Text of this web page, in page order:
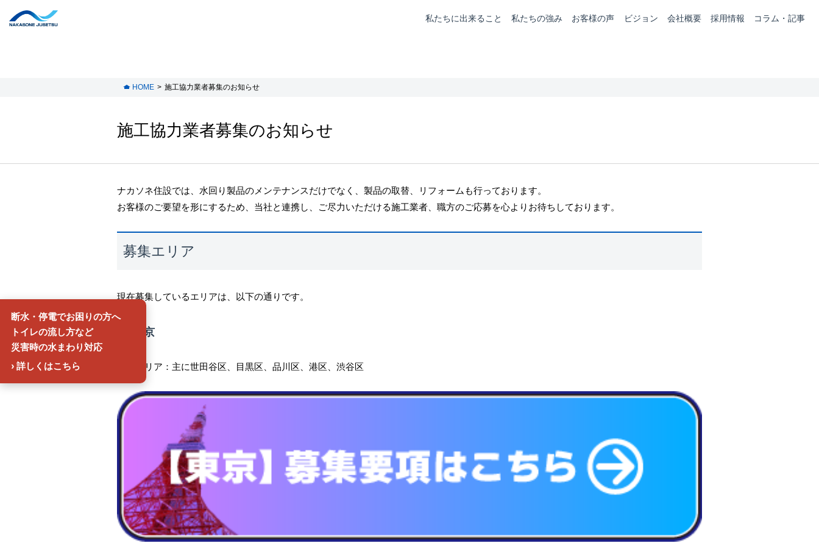
私たちに出来ること 私たちの強み お客様の声 ビジョン 会社概要 採用情報 コラム・記事
HOME 施工協力業者募集のお知らせ
施工協力業者募集のお知らせ
ナカソネ住設では、水回り製品のメンテナンスだけでなく、製品の取替、リフォームも行っております。
お客様のご要望を形にするため、当社と連携し、ご尽力いただける施工業者、職方のご応募を心よりお待ちしております。
募集エリア
現在募集しているエリアは、以下の通りです。
東京
対応エリア：主に世田谷区、目黒区、品川区、港区、渋谷区
断水・停電でお困りの方へ
トイレの流し方など
災害時の水まわり対応
› 詳しくはこちら